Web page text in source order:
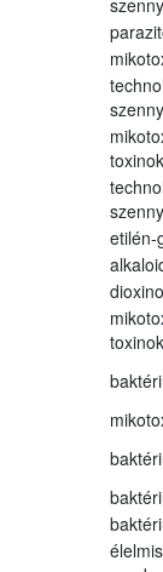
toxinok
etilén-
toxinok